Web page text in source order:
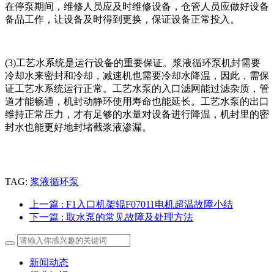
在停泵期间，维修人员应及时维修设备，仓管人员应做好设备
备品工作，让设备及时得到更换，保证设备正常投入。
(3)工艺水系统是运行设备的重要保证。浆液循环泵机封需要
冷却水来密封和冷却，减速机也需要冷却水降温，因此，需保
证工艺水系统运行正常。工艺水泵的入口滤网能过滤杂质，管
道才能畅通，机封动静环使用寿命也能延长。工艺水泵的出口
维持正常压力，才有足够的水量对设备进行降温，机封里的密
封水也能更好地封堵截浆液渗漏。
TAG: 浆液循环泵
上一篇 : F1入口机架辊F07011电机超温故障小结
下一篇 : 取水泵的常见故障及处理方法
新闻动态